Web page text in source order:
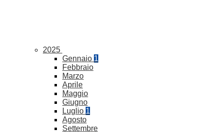
2025
Gennaio 1
Febbraio
Marzo
Aprile
Maggio
Giugno
Luglio 1
Agosto
Settembre